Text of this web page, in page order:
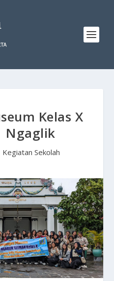
Kelas X
Ngaglik
Kegiatan Sekolah